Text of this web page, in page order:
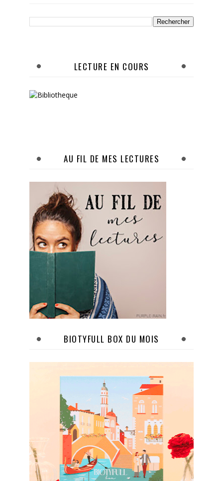
LECTURE EN COURS
AU FIL DE MES LECTURES
BIOTYFULL BOX DU MOIS